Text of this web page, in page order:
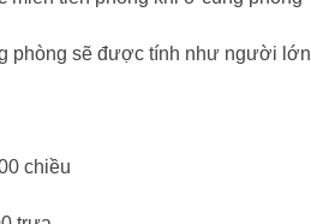
phòng sẽ được tính như người lớn
chiều